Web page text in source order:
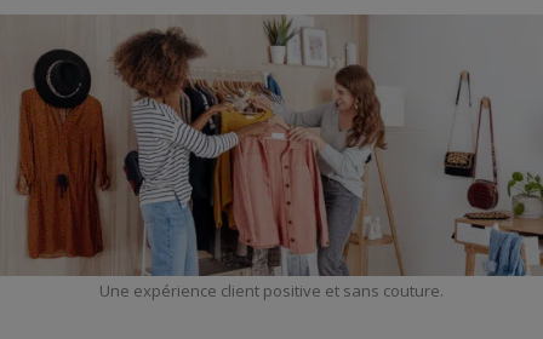
Une expérience client positive et sans couture.